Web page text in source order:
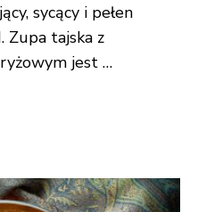
sycący i pełen
Zupa tajska z
jest …